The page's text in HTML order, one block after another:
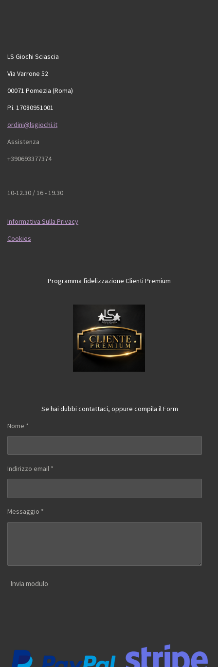
LS Giochi Sciascia
Via Varrone 52
00071 Pomezia (Roma)
P.i. 17080951001
ordini@lsgiochi.it
Assistenza
+390693377374
10-12.30 / 16 - 19.30
Informativa Sulla Privacy
Cookies
Programma fidelizzazione Clienti Premium
Se hai dubbi contattaci, oppure compila il Form
Nome *
Indirizzo email *
Messaggio *
Invia modulo